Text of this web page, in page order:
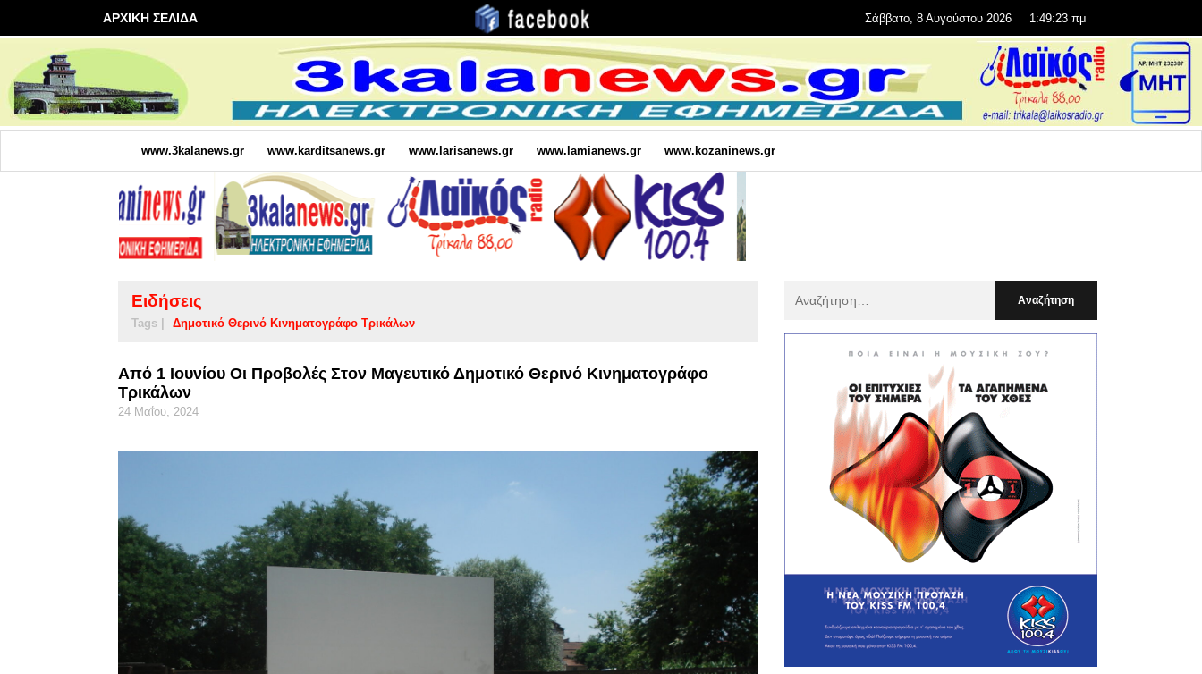
ΑΡΧΙΚΗ ΣΕΛΙΔΑ Σάββατο, 8 Αυγούστου 2026 1:49:24 πμ
www.3kalanews.gr www.karditsanews.gr www.larisanews.gr www.lamianews.gr www.kozaninews.gr
Ειδήσεις
Tags | Δημοτικό Θερινό Κινηματογράφο Τρικάλων
Από 1 Ιουνίου Οι Προβολές Στον Μαγευτικό Δημοτικό Θερινό Κινηματογράφο
Τρικάλων
24 Μαΐου, 2024
: